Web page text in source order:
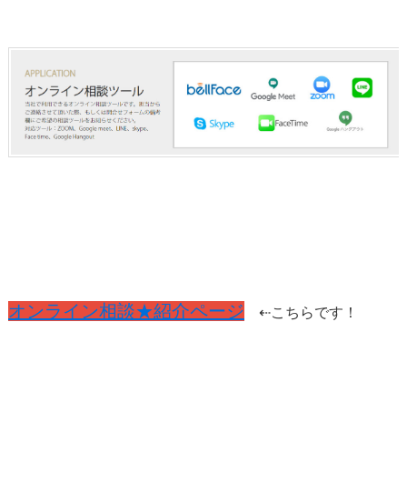
オンライン相談★紹介ページ ⇠こちらです！